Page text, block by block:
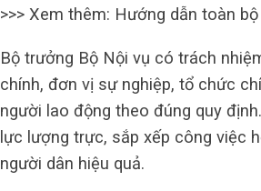
>>> Xem thêm: Hướng dẫn toàn
Bộ trưởng Bộ Nội vụ có trách
chính, đơn vị sự nghiệp, tổ chức
người lao động theo đúng quy
lực lượng trực, sắp xếp công việc
người dân hiệu quả.